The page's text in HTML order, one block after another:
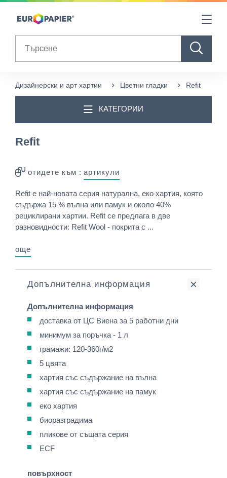
Table Of Content
Дизайнерски и арт хартии Цветни гладки Refit
КАТЕГОРИИ
Refit
отидете към : артикули
Refit e най-новата серия натурална, еко хартия, която
съдържа 15 % вълна или памук и около 40%
рециклирани хартии. Refit се предлага в две
разновидности: Refit Wool - покрита с ...
още
Допълнителна информация
Допълнителна информация
доставка от ЦС Виена за 5 работни дни
минимум за поръчка - 1 л
грамажи: 120-360г/м2
5 цвята
хартия със съдържание на вълна
хартия със съдържание на памук
еко хартия
биоразградима
пликове от същата серия
ECF
повърхност